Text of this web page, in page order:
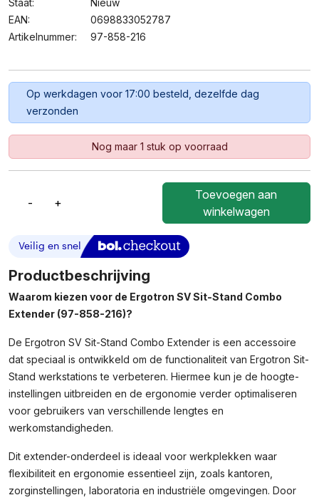
Staat:
Nieuw
EAN:
0698833052787
Artikelnummer:
97-858-216
Op werkdagen voor 17:00 besteld, dezelfde dag
verzonden
Nog maar 1 stuk op voorraad
-
Ergotron
Sit-
Stand
Combo
Extender
–
97-
216
–
Werkstation
Extender
Aantal
+
Toevoegen aan
winkelwagen
Productbeschrijving
Waarom kiezen voor de Ergotron SV Sit-Stand Combo
Extender (97-858-216)?
De Ergotron SV Sit-Stand Combo Extender is een accessoire
dat speciaal is ontwikkeld om de functionaliteit van Ergotron Sit-
Stand werkstations te verbeteren. Hiermee kun je de hoogte-
instellingen uitbreiden en de ergonomie verder optimaliseren
voor gebruikers van verschillende lengtes en
werkomstandigheden.
Dit extender-onderdeel is ideaal voor werkplekken waar
flexibiliteit en ergonomie essentieel zijn, zoals kantoren,
zorginstellingen, laboratoria en industriële omgevingen. Door